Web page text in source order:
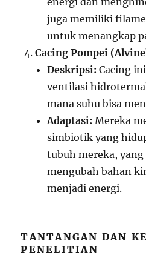
juga memiliki
untuk menangkap
Cacing Pompei
Deskripsi: Cacing
ventilasi
mana suhu bisa
Adaptasi: Mereka
simbiotik yang
tubuh mereka,
mengubah bahan
menjadi energi.
TANTANGAN DAN
PENELITIAN